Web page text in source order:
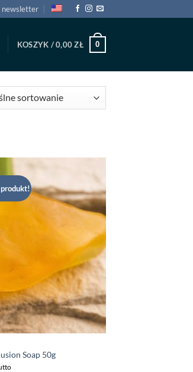
newsletter
KOSZYK /0,00ZŁ 0
Dodaj
do listy
życzeń
Soap 50g